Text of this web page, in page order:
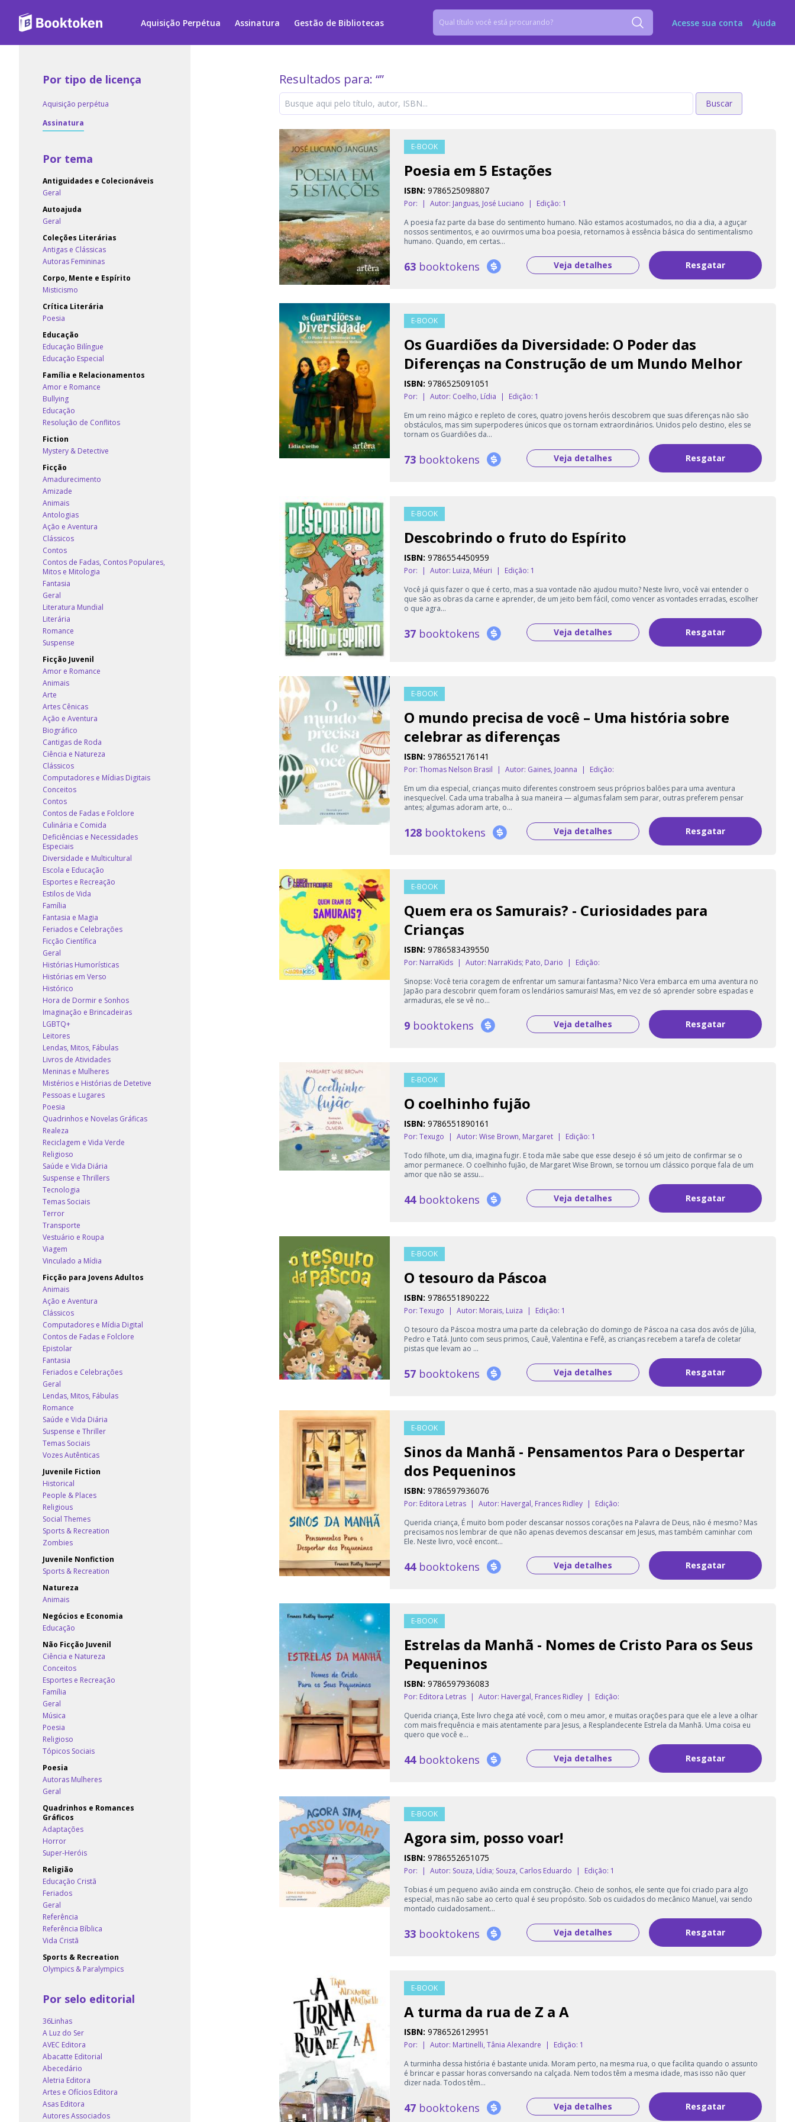
Aquisição Perpétua Assinatura Gestão de Bibliotecas Buscar Acesse sua conta Ajuda
Por tipo de licença
Aquisição perpétua
Assinatura
Por tema
Antiguidades e Colecionáveis
Geral
Autoajuda
Geral
Coleções Literárias
Antigas e Clássicas
Autoras Femininas
Corpo, Mente e Espírito
Misticismo
Crítica Literária
Poesia
Educação
Educação Bilíngue
Educação Especial
Família e Relacionamentos
Amor e Romance
Bullying
Educação
Resolução de Conflitos
Fiction
Mystery & Detective
Ficção
Amadurecimento
Amizade
Animais
Antologias
Ação e Aventura
Clássicos
Contos
Contos de Fadas, Contos Populares,
Mitos e Mitologia
Fantasia
Geral
Literatura Mundial
Literária
Romance
Suspense
Ficção Juvenil
Amor e Romance
Animais
Arte
Artes Cênicas
Ação e Aventura
Biográfico
Cantigas de Roda
Ciência e Natureza
Clássicos
Computadores e Mídias Digitais
Conceitos
Contos
Contos de Fadas e Folclore
Culinária e Comida
Deficiências e Necessidades
Especiais
Diversidade e Multicultural
Escola e Educação
Esportes e Recreação
Estilos de Vida
Família
Fantasia e Magia
Feriados e Celebrações
Ficção Científica
Geral
Histórias Humorísticas
Histórias em Verso
Histórico
Hora de Dormir e Sonhos
Imaginação e Brincadeiras
LGBTQ+
Leitores
Lendas, Mitos, Fábulas
Livros de Atividades
Meninas e Mulheres
Mistérios e Histórias de Detetive
Pessoas e Lugares
Poesia
Quadrinhos e Novelas Gráficas
Realeza
Reciclagem e Vida Verde
Religioso
Saúde e Vida Diária
Suspense e Thrillers
Tecnologia
Temas Sociais
Terror
Transporte
Vestuário e Roupa
Viagem
Vinculado a Mídia
Ficção para Jovens Adultos
Animais
Ação e Aventura
Clássicos
Computadores e Mídia Digital
Contos de Fadas e Folclore
Epistolar
Fantasia
Feriados e Celebrações
Geral
Lendas, Mitos, Fábulas
Romance
Saúde e Vida Diária
Suspense e Thriller
Temas Sociais
Vozes Autênticas
Juvenile Fiction
Historical
People & Places
Religious
Social Themes
Sports & Recreation
Zombies
Juvenile Nonfiction
Sports & Recreation
Natureza
Animais
Negócios e Economia
Educação
Não Ficção Juvenil
Ciência e Natureza
Conceitos
Esportes e Recreação
Família
Geral
Música
Poesia
Religioso
Tópicos Sociais
Poesia
Autoras Mulheres
Geral
Quadrinhos e Romances
Gráficos
Adaptações
Horror
Super-Heróis
Religião
Educação Cristã
Feriados
Geral
Referência
Referência Bíblica
Vida Cristã
Sports & Recreation
Olympics & Paralympics
Por selo editorial
36Linhas
A Luz do Ser
AVEC Editora
Abacatte Editorial
Abecedário
Aletria Editora
Artes e Ofícios Editora
Asas Editora
Autores Associados
Resultados para: “”
Buscar
E-BOOK
Poesia em 5 Estações
ISBN: 9786525098807
Por: | Autor: Janguas, José Luciano |
Edição: 1
A poesia faz parte da base do sentimento humano. Não estamos acostumados, no dia a dia, a aguçar
nossos sentimentos, e ao ouvirmos uma boa poesia, retornamos à essência básica do sentimentalismo
humano. Quando, em certas...
63 booktokens Veja detalhes Resgatar
E-BOOK
Os Guardiões da Diversidade: O Poder das
Diferenças na Construção de um Mundo Melhor
ISBN: 9786525091051
Por: | Autor: Coelho, Lídia |
Edição: 1
Em um reino mágico e repleto de cores, quatro jovens heróis descobrem que suas diferenças não são
obstáculos, mas sim superpoderes únicos que os tornam extraordinários. Unidos pelo destino, eles se
tornam os Guardiões da...
73 booktokens Veja detalhes Resgatar
E-BOOK
Descobrindo o fruto do Espírito
ISBN: 9786554450959
Por: | Autor: Luiza, Méuri |
Edição: 1
Você já quis fazer o que é certo, mas a sua vontade não ajudou muito? Neste livro, você vai entender o
que são as obras da carne e aprender, de um jeito bem fácil, como vencer as vontades erradas, escolher
o que agra...
37 booktokens Veja detalhes Resgatar
E-BOOK
O mundo precisa de você – Uma história sobre
celebrar as diferenças
ISBN: 9786552176141
Por: Thomas Nelson Brasil | Autor: Gaines, Joanna |
Edição:
Em um dia especial, crianças muito diferentes constroem seus próprios balões para uma aventura
inesquecível. Cada uma trabalha à sua maneira — algumas falam sem parar, outras preferem pensar
antes; algumas adoram arte, o...
128 booktokens Veja detalhes Resgatar
E-BOOK
Quem era os Samurais? - Curiosidades para
Crianças
ISBN: 9786583439550
Por: NarraKids | Autor: NarraKids; Pato, Dario |
Edição:
Sinopse: Você teria coragem de enfrentar um samurai fantasma? Nico Vera embarca em uma aventura no
Japão para descobrir quem foram os lendários samurais! Mas, em vez de só aprender sobre espadas e
armaduras, ele se vê no...
9 booktokens Veja detalhes Resgatar
E-BOOK
O coelhinho fujão
ISBN: 9786551890161
Por: Texugo | Autor: Wise Brown, Margaret |
Edição: 1
Todo filhote, um dia, imagina fugir. E toda mãe sabe que esse desejo é só um jeito de confirmar se o
amor permanece. O coelhinho fujão, de Margaret Wise Brown, se tornou um clássico porque fala de um
amor que não se assu...
44 booktokens Veja detalhes Resgatar
E-BOOK
O tesouro da Páscoa
ISBN: 9786551890222
Por: Texugo | Autor: Morais, Luiza |
Edição: 1
O tesouro da Páscoa mostra uma parte da celebração do domingo de Páscoa na casa dos avós de Júlia,
Pedro e Tatá. Junto com seus primos, Cauê, Valentina e Fefê, as crianças recebem a tarefa de coletar
pistas que levam ao ...
57 booktokens Veja detalhes Resgatar
E-BOOK
Sinos da Manhã - Pensamentos Para o Despertar
dos Pequeninos
ISBN: 9786597936076
Por: Editora Letras | Autor: Havergal, Frances Ridley |
Edição:
Querida criança, É muito bom poder descansar nossos corações na Palavra de Deus, não é mesmo? Mas
precisamos nos lembrar de que não apenas devemos descansar em Jesus, mas também caminhar com
Ele. Neste livro, você encont...
44 booktokens Veja detalhes Resgatar
E-BOOK
Estrelas da Manhã - Nomes de Cristo Para os Seus
Pequeninos
ISBN: 9786597936083
Por: Editora Letras | Autor: Havergal, Frances Ridley |
Edição:
Querida criança, Este livro chega até você, com o meu amor, e muitas orações para que ele a leve a olhar
com mais frequência e mais atentamente para Jesus, a Resplandecente Estrela da Manhã. Uma coisa eu
quero que você e...
44 booktokens Veja detalhes Resgatar
E-BOOK
Agora sim, posso voar!
ISBN: 9786552651075
Por: | Autor: Souza, Lídia; Souza, Carlos Eduardo |
Edição: 1
Tobias é um pequeno avião ainda em construção. Cheio de sonhos, ele sente que foi criado para algo
especial, mas não sabe ao certo qual é seu propósito. Sob os cuidados do mecânico Manuel, vai sendo
montado cuidadosament...
33 booktokens Veja detalhes Resgatar
E-BOOK
A turma da rua de Z a A
ISBN: 9786526129951
Por: | Autor: Martinelli, Tânia Alexandre |
Edição: 1
A turminha dessa história é bastante unida. Moram perto, na mesma rua, o que facilita quando o assunto
é brincar e passar horas conversando na calçada. Nem todos têm a mesma idade, mas isso não quer
dizer nada. Todos têm...
47 booktokens Veja detalhes Resgatar